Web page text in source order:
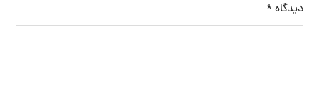
دیدگاه *